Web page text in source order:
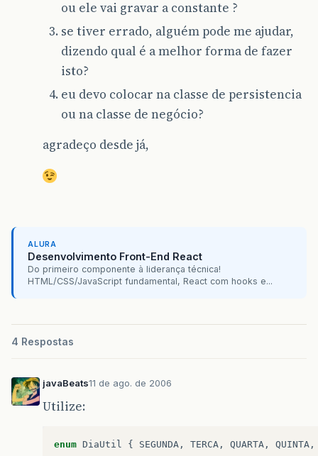
return
this .tipo;
}
};
}
ou ele vai gravar a constante ?
se tiver errado, alguém pode me ajudar,
dizendo qual é a melhor forma de fazer
isto?
eu devo colocar na classe de persistencia
ou na classe de negócio?
agradeço desde já,
ALURA
Desenvolvimento Front-End React
Do primeiro componente à liderança técnica!
HTML/CSS/JavaScript fundamental, React com hooks e...
4 Respostas
javaBeats11 de ago. de 2006
Utilize:
enum DiaUtil { SEGUNDA , TERCA , QUARTA , QUINTA ,